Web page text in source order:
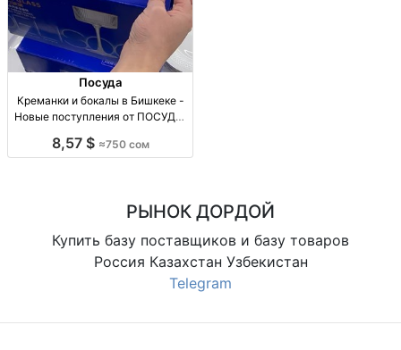
Посуда
Креманки и бокалы в Бишкеке -
Новые поступления от ПОСУДА/
бокалы, 750 сом/6 шт, Доставка
8,57 $ ≈750 сом
РЫНОК ДОРДОЙ
Купить базу поставщиков и базу товаров
Россия Казахстан Узбекистан
Telegram